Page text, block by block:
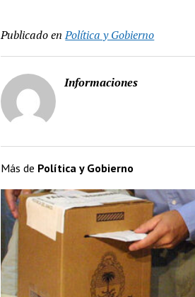
Publicado en Política y Gobierno
Informaciones
Más de Política y Gobierno